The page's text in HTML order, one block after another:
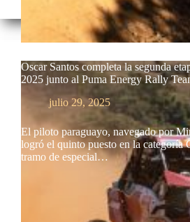
Oscar Santos completa la segunda
2025 junto al Puma Energy Rally
julio 29, 2025
El piloto paraguayo, navegado por
logró el quinto puesto en la categoría
tramo de especial…